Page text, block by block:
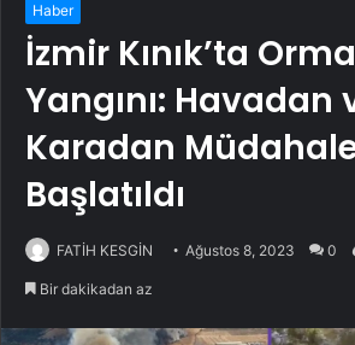
Haber
İzmir Kınık’ta
Yangını: Havadan
Karadan
Başlatıldı
FATİH KESGİN Ağustos 8, 2023 0
Bir dakikadan az